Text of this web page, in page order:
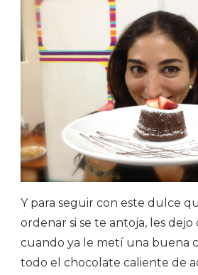
Y para seguir con este dulce
ordenar si se te antoja, les
cuando ya le metí una buena
todo el chocolate caliente de